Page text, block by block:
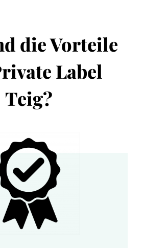
die Vorteile
Label
Teig?